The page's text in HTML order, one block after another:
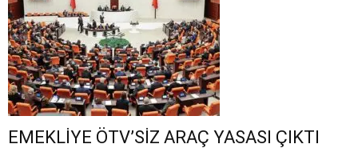
EMEKLİYE ÖTV’SİZ ARAÇ YASASI ÇIKTI